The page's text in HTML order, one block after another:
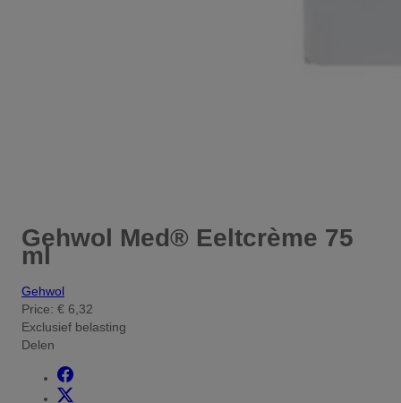
Gehwol Med® Eeltcrème 75
ml
Gehwol
Price: € 6,32
Exclusief belasting
Delen